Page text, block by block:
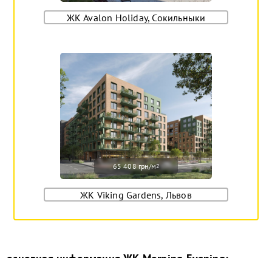
ЖК Avalon Holiday, Сокильныки
65 408 грн/м2
ЖК Viking Gardens, Львов